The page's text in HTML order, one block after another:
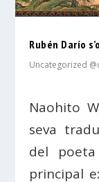
Rubén Darío
Uncategorized
Naohito
seva
del poeta
principal